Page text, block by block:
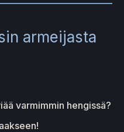
armeijasta
varmimmin hengissä?